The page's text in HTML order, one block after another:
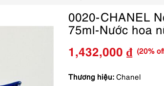
0020-CHANEL
75ml-Nước hoa
Giá
gốc
1,432,000 ₫
Giá
hiện
(20%
Thương hiệu: Chanel